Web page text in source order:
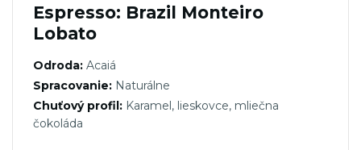
Espresso: Brazil Monteiro
Lobato
Odroda: Acaiá
Spracovanie: Naturálne
Chuťový profil: Karamel, lieskovce, mliečna
čokoláda